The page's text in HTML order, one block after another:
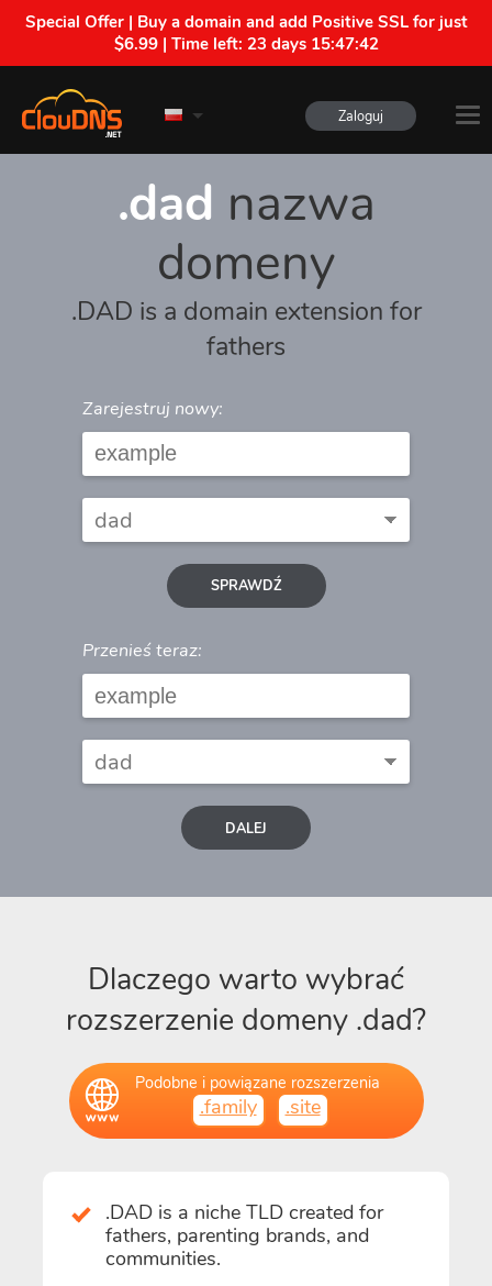
Special Offer | Buy a domain and add Positive SSL for just
$6.99 | Time left: 23 days 15:47:42
Zaloguj
.dad nazwa
domeny
.DAD is a domain extension for
fathers
Zarejestruj nowy:
SPRAWDŹ
Przenieś teraz:
DALEJ
Dlaczego warto wybrać
rozszerzenie domeny .dad?
Podobne i powiązane rozszerzenia
.family .site
.DAD is a niche TLD created for
fathers, parenting brands, and
communities.